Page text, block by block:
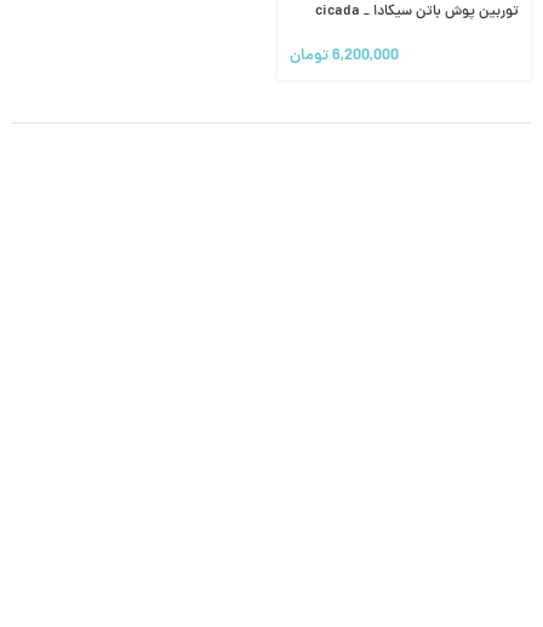
توربین پوش باتن سیکادا _ cicada
6,200,000تومان